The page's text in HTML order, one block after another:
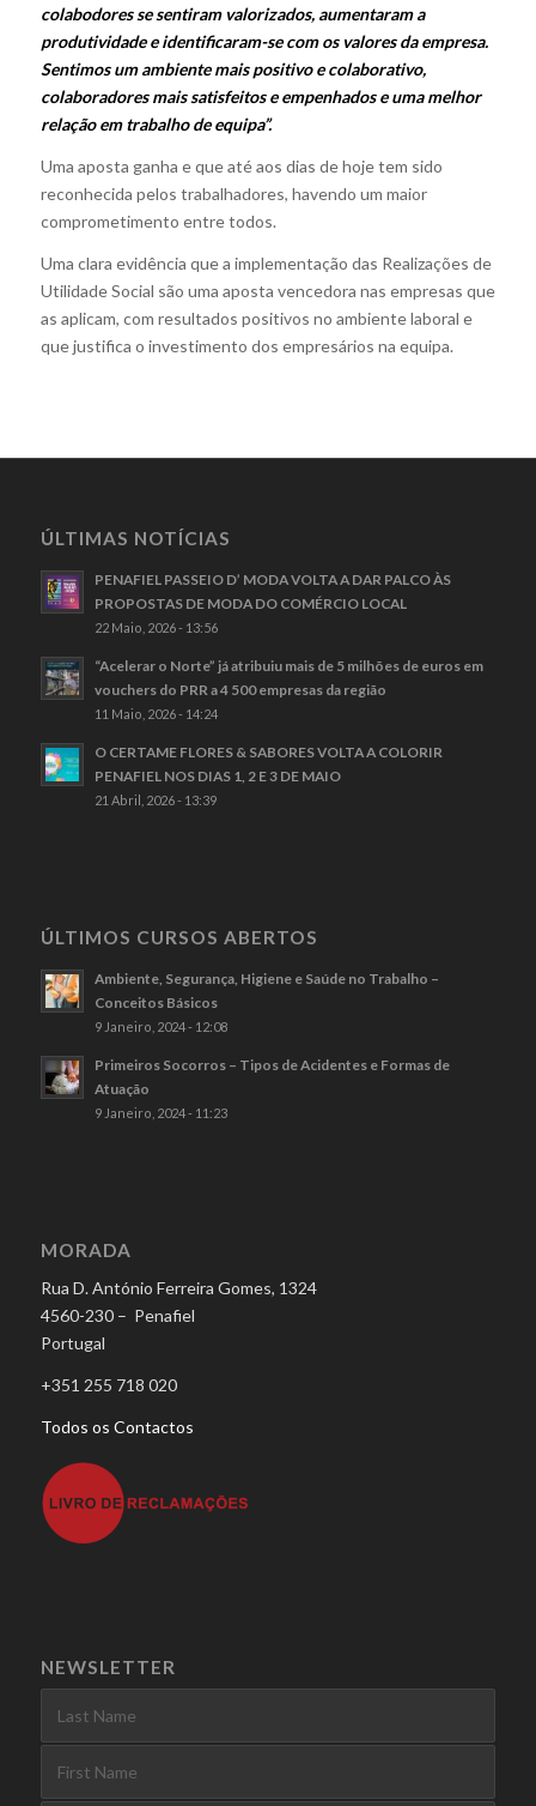
colabodores se sentiram valorizados, aumentaram a
produtividade e identificaram-se com os valores da empresa.
Sentimos um ambiente mais positivo e colaborativo,
colaboradores mais satisfeitos e empenhados e uma melhor
relação em trabalho de equipa”.
Uma aposta ganha e que até aos dias de hoje tem sido
reconhecida pelos trabalhadores, havendo um maior
comprometimento entre todos.
Uma clara evidência que a implementação das Realizações de
Utilidade Social são uma aposta vencedora nas empresas que
as aplicam, com resultados positivos no ambiente laboral e
que justifica o investimento dos empresários na equipa.
ÚLTIMAS NOTÍCIAS
PENAFIEL PASSEIO D’ MODA VOLTA A DAR PALCO ÀS
PROPOSTAS DE MODA DO COMÉRCIO LOCAL
22 Maio, 2026 - 13:56
“Acelerar o Norte” já atribuiu mais de 5 milhões de euros em
vouchers do PRR a 4 500 empresas da região
11 Maio, 2026 - 14:24
O CERTAME FLORES & SABORES VOLTA A COLORIR
PENAFIEL NOS DIAS 1, 2 E 3 DE MAIO
21 Abril, 2026 - 13:39
ÚLTIMOS CURSOS ABERTOS
Ambiente, Segurança, Higiene e Saúde no Trabalho –
Conceitos Básicos
9 Janeiro, 2024 - 12:08
Primeiros Socorros – Tipos de Acidentes e Formas de
Atuação
9 Janeiro, 2024 - 11:23
MORADA
Rua D. António Ferreira Gomes, 1324
4560-230 – Penafiel
Portugal
+351 255 718 020
Todos os Contactos
NEWSLETTER